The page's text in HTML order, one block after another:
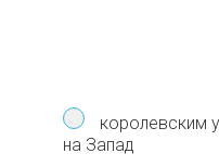
королевским
на Запад